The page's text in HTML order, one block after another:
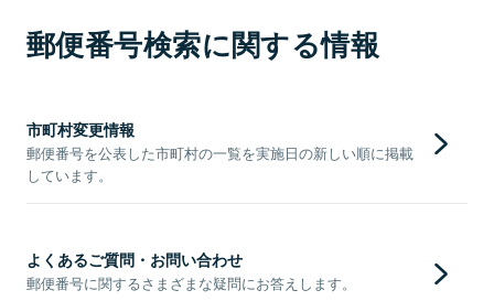
郵便番号検索に関する情報
市町村変更情報
郵便番号を公表した市町村の一覧を実施日の新しい順に掲載
しています。
よくあるご質問・お問い合わせ
郵便番号に関するさまざまな疑問にお答えします。